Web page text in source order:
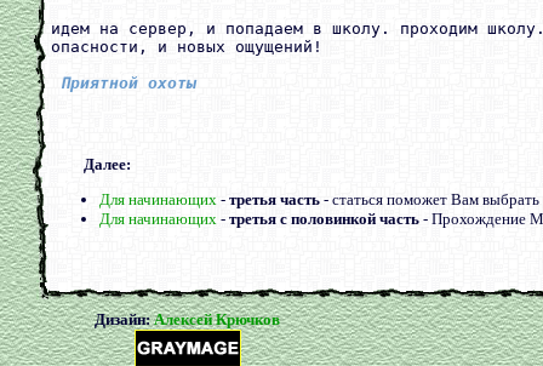
идем на сервер, и попадаем в школу. проходим
опасности, и новых ощущений!
Приятной охоты
Далее:
Для начинающих - третья часть - статься поможет Вам выбрать
Для начинающих - третья с половинкой часть - Прохождение
Дизайн:Алексей Крючков